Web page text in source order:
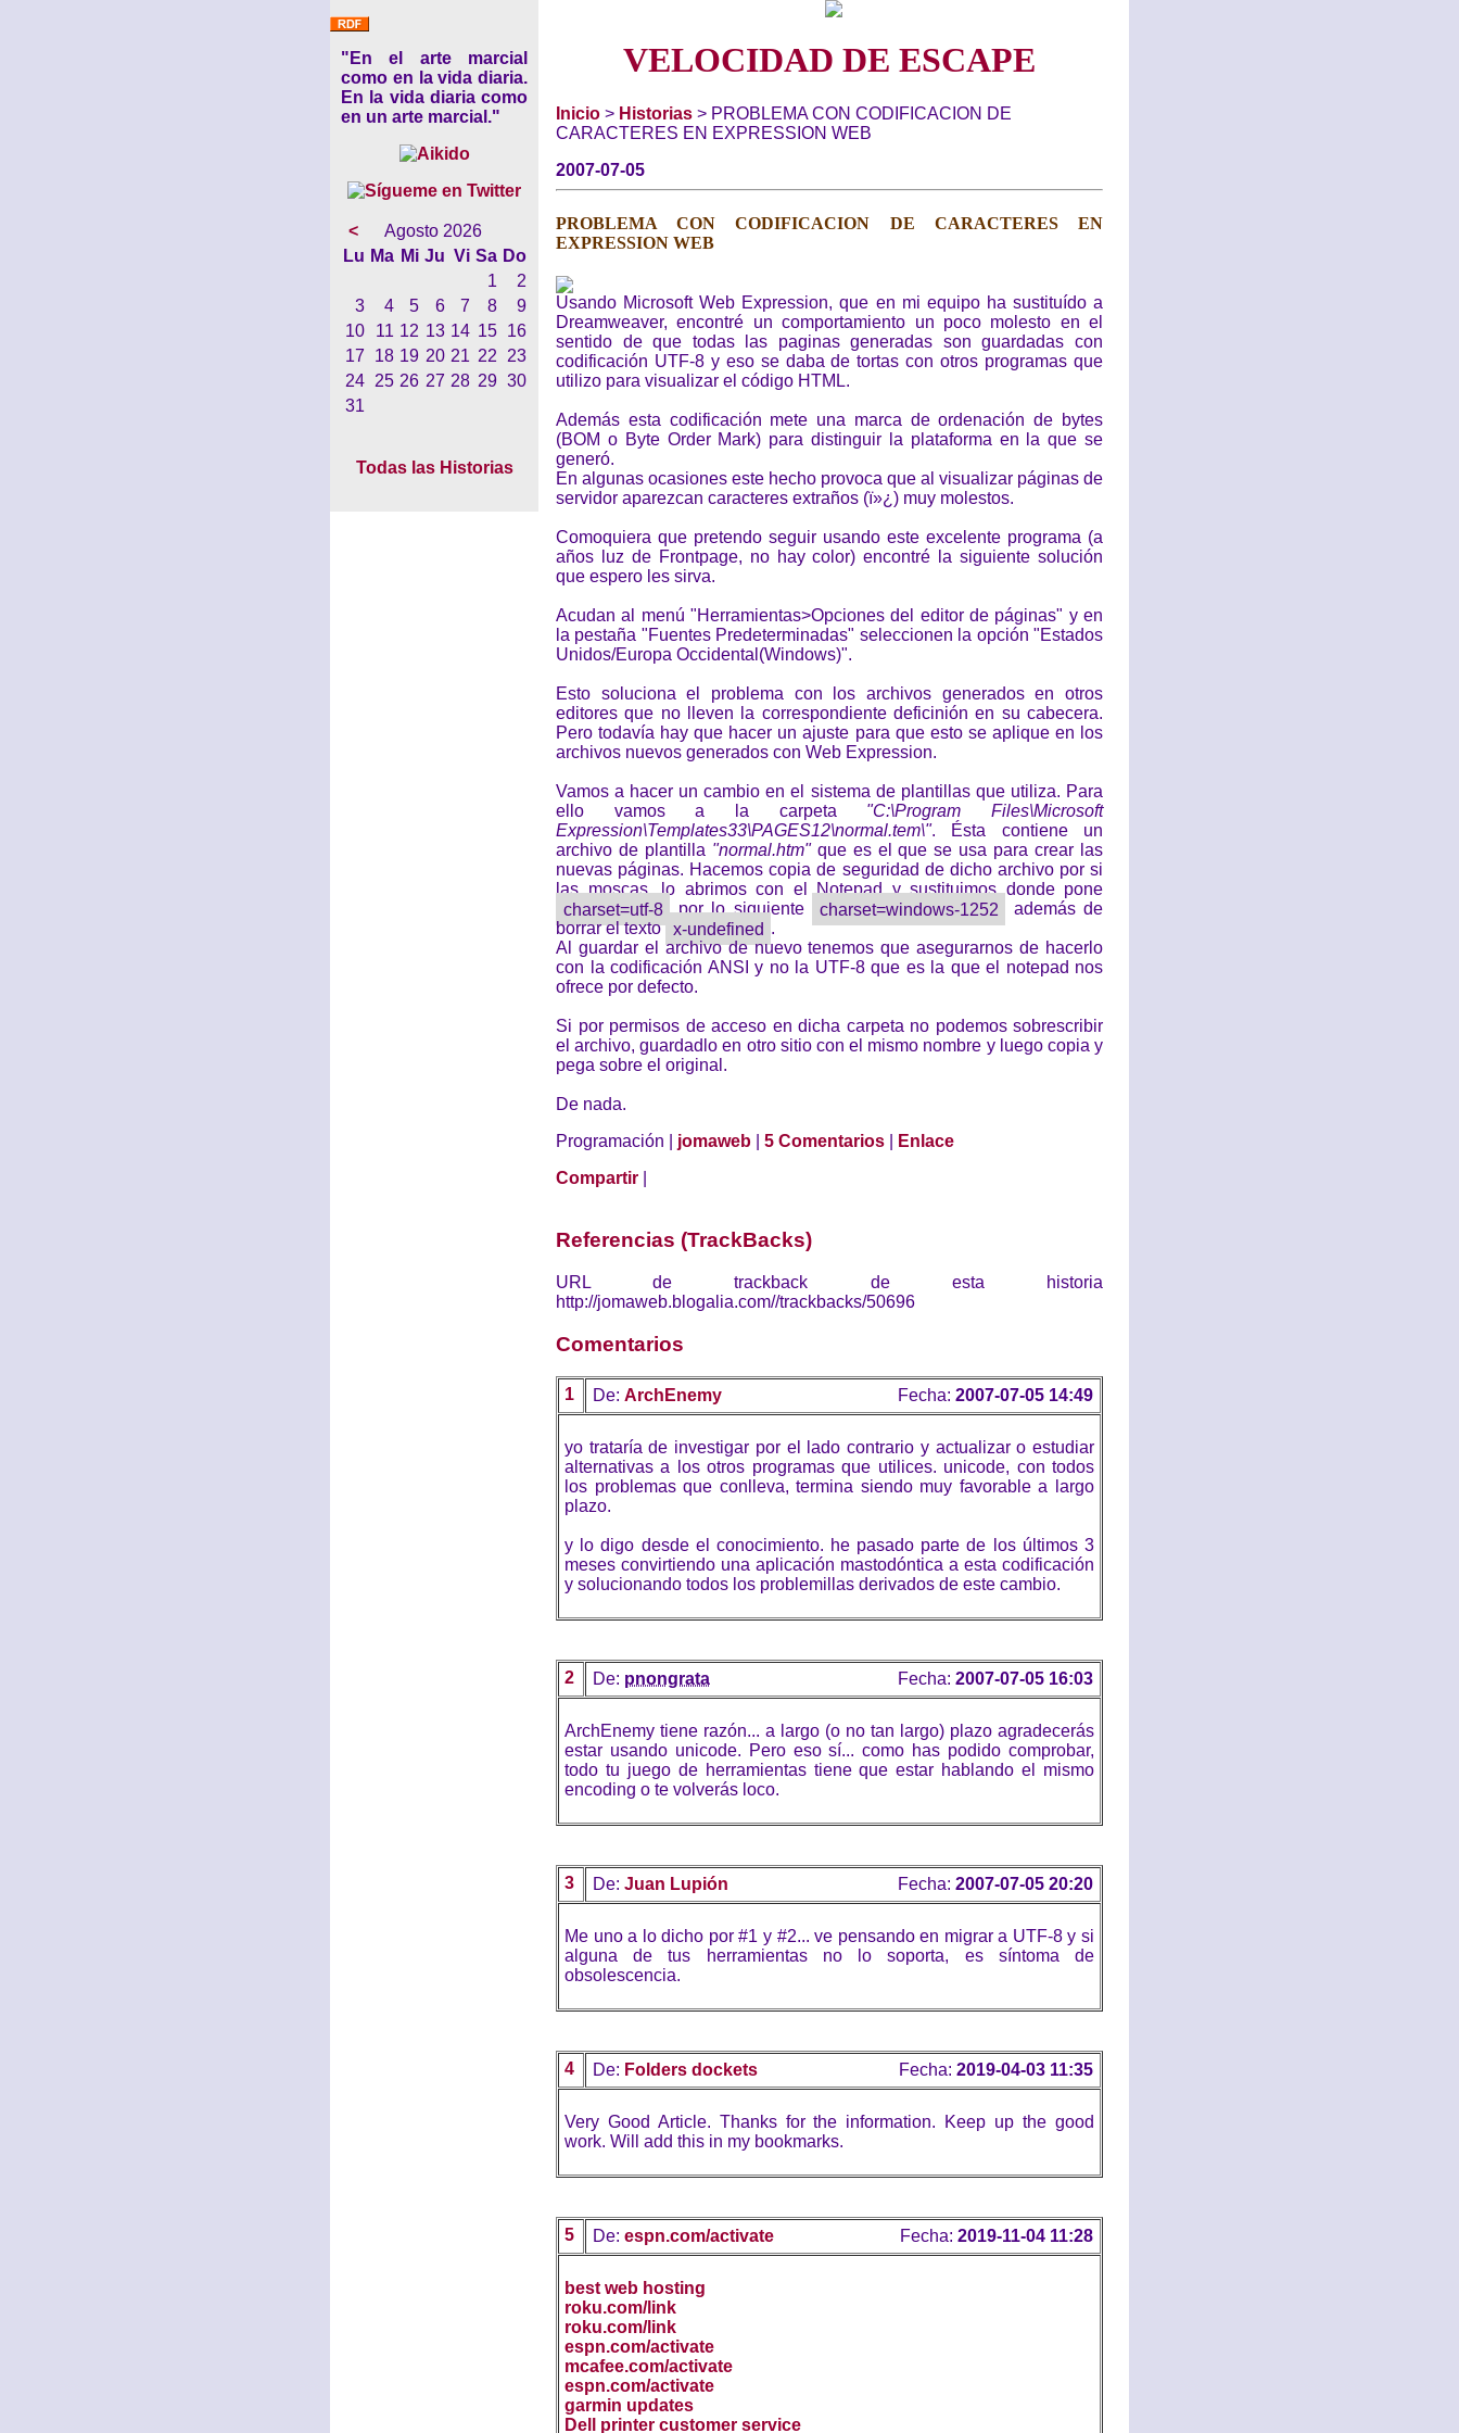
"En el arte marcial
como en la vida diaria.
En la vida diaria como
en un arte marcial."
<
Agosto 2026
Lu Ma Mi Ju Vi Sa Do
1
2
3
4 5 6 7 8
9
10
11 12 13 14 15
16
17
18 19 20 21 22
23
24
25 26 27 28 29 30
31
Todas las Historias
VELOCIDAD DE ESCAPE
Inicio > Historias > PROBLEMA CON CODIFICACION DE
CARACTERES EN EXPRESSION WEB
2007-07-05
PROBLEMA CON CODIFICACION DE CARACTERES EN
EXPRESSION WEB
Usando Microsoft Web Expression, que en mi equipo ha sustituído a
Dreamweaver, encontré un comportamiento un poco molesto en el
sentido de que todas las paginas generadas son guardadas con
codificación UTF-8 y eso se daba de tortas con otros programas que
utilizo para visualizar el código HTML.
Además esta codificación mete una marca de ordenación de bytes
(BOM o Byte Order Mark) para distinguir la plataforma en la que se
generó.
En algunas ocasiones este hecho provoca que al visualizar páginas de
servidor aparezcan caracteres extraños (ï»¿) muy molestos.
Comoquiera que pretendo seguir usando este excelente programa (a
años luz de Frontpage, no hay color) encontré la siguiente solución
que espero les sirva.
Acudan al menú "Herramientas>Opciones del editor de páginas" y en
la pestaña "Fuentes Predeterminadas" seleccionen la opción "Estados
Unidos/Europa Occidental(Windows)".
Esto soluciona el problema con los archivos generados en otros
editores que no lleven la correspondiente deficinión en su cabecera.
Pero todavía hay que hacer un ajuste para que esto se aplique en los
archivos nuevos generados con Web Expression.
Vamos a hacer un cambio en el sistema de plantillas que utiliza. Para
ello vamos a la carpeta "C:\Program Files\Microsoft
Expression\Templates33\PAGES12\normal.tem\". Ésta contiene un
archivo de plantilla "normal.htm"que es el que se usa para crear las
nuevas páginas. Hacemos copia de seguridad de dicho archivo por si
las moscas, lo abrimos con el Notepad y sustituimos donde pone
charset=utf-8 por lo siguiente charset=windows-1252
además de
borrar el texto x-undefined .
Al guardar el archivo de nuevo tenemos que asegurarnos de hacerlo
con la codificación ANSI y no la UTF-8 que es la que el notepad nos
ofrece por defecto.
Si por permisos de acceso en dicha carpeta no podemos sobrescribir
el archivo, guardadlo en otro sitio con el mismo nombre y luego copia y
pega sobre el original.
De nada.
Programación | jomaweb 5 Comentarios
Enlace
Compartir
Referencias (TrackBacks)
URL de trackback de esta historia
http://jomaweb.blogalia.com//trackbacks/50696
Comentarios
1 De: ArchEnemy Fecha: 2007-07-05 14:49
yo trataría de investigar por el lado contrario y actualizar o estudiar
alternativas a los otros programas que utilices. unicode, con todos
los problemas que conlleva, termina siendo muy favorable a largo
plazo.
y lo digo desde el conocimiento. he pasado parte de los últimos 3
meses convirtiendo una aplicación mastodóntica a esta codificación
y solucionando todos los problemillas derivados de este cambio.
2 De: pnongrata Fecha: 2007-07-05 16:03
ArchEnemy tiene razón... a largo (o no tan largo) plazo agradecerás
estar usando unicode. Pero eso sí... como has podido comprobar,
todo tu juego de herramientas tiene que estar hablando el mismo
encoding o te volverás loco.
3 De: Juan Lupión Fecha: 2007-07-05 20:20
Me uno a lo dicho por #1 y #2... ve pensando en migrar a UTF-8 y si
alguna de tus herramientas no lo soporta, es síntoma de
obsolescencia.
4 De: Folders dockets Fecha: 2019-04-03 11:35
Very Good Article. Thanks for the information. Keep up the good
work. Will add this in my bookmarks.
5 De: espn.com/activate Fecha: 2019-11-04 11:28
best web hosting
roku.com/link
roku.com/link
espn.com/activate
mcafee.com/activate
espn.com/activate
garmin updates
Dell printer customer service